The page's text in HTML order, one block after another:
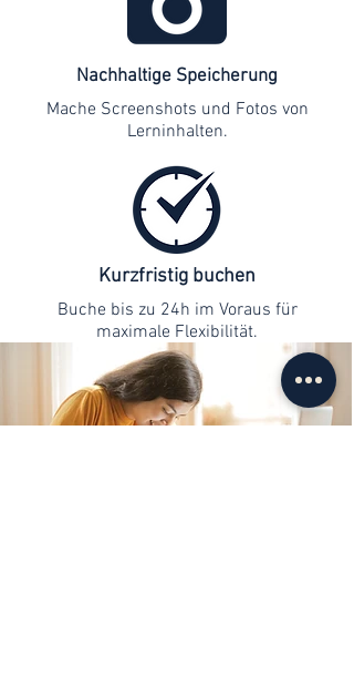
Nachhaltige Speicherung
Mache Screenshots und Fotos von
Lerninhalten.
Kurzfristig buchen
Buche bis zu 24h im Voraus für
maximale Flexibilität.